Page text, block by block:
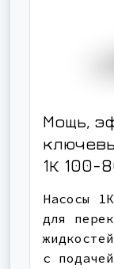
Мощь,
1К 100-
Насосы
для
с